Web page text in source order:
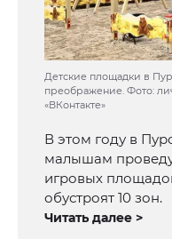
Детские площадки в
преображение. Фото:
«ВКонтакте»
В этом году в
малышам
игровых
обустроят 10 зон.
Читать далее >